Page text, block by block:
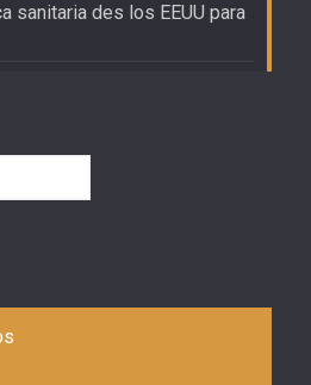
sanitaria des los EEUU para